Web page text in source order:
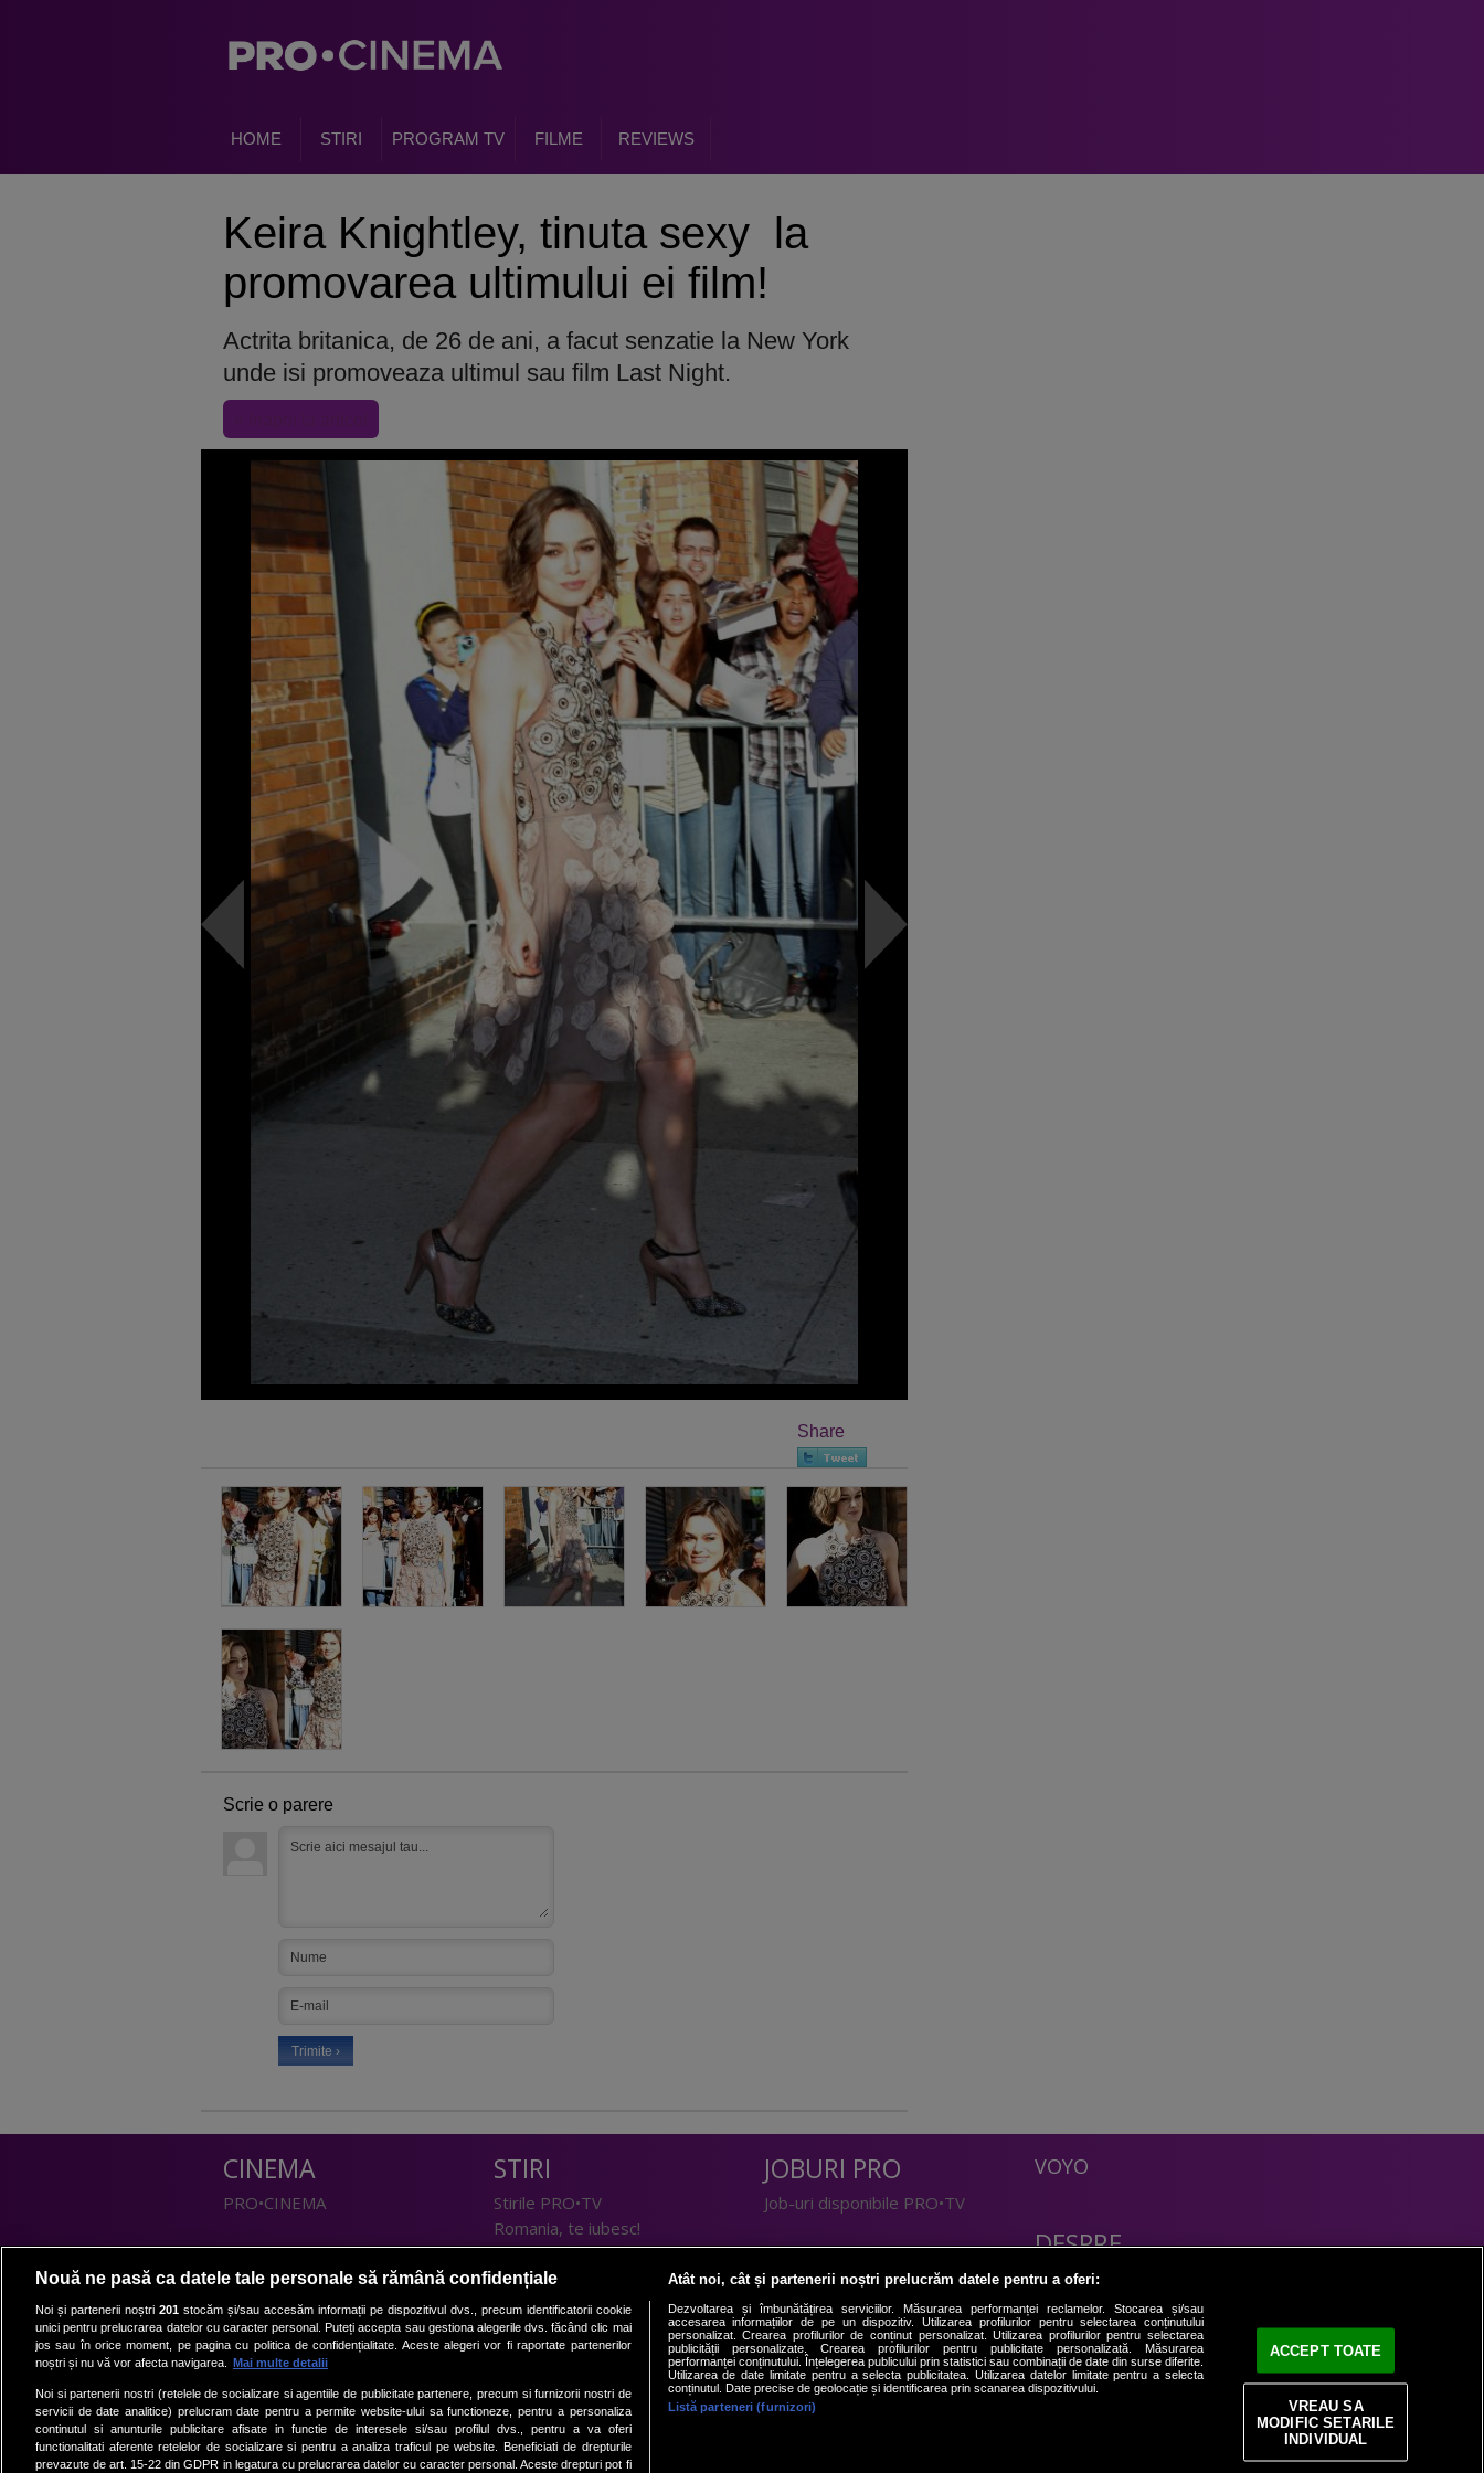
HOME STIRI PROGRAM TV FILME REVIEWS
Keira Knightley, tinuta sexy la
promovarea ultimului ei film!
Actrita britanica, de 26 de ani, a facut senzatie la New York
unde isi promoveaza ultimul sau film Last Night.
Share
Scrie o parere
CINEMA
PRO•CINEMA
DIVERTISMENT
PRO•TV
Romanii au talent
Vocea Romaniei
Las Fierbinti
La Maruta
Apropo TV
STIRI
Stirile PRO•TV
Romania, te iubesc!
TEHNOLOGIE
I Like IT
SPORT
Sport.ro
PRO•ARENA
JOBURI PRO
Job-uri disponibile PRO•TV
LIFESTYLE
Doctor de Bine
Acasă
Acasă Gold
Perfecte
DeBarbati
VOYO
DESPRE
Politica Confidentialitate
Contact
Nouă ne pasă ca datele tale personale să rămână confidențiale
Noi și partenerii noștri 201stocăm și/sau accesăm informații pe dispozitivul dvs., precum identificatorii cookie
unici pentru prelucrarea datelor cu caracter personal. Puteți accepta sau gestiona alegerile dvs. făcând clic mai
jos sau în orice moment, pe pagina cu politica de confidențialitate. Aceste alegeri vor fi raportate partenerilor
noștri și nu vă vor afecta navigarea.
Mai multe detalii
Noi si partenerii nostri (retelele de socializare si agentiile de publicitate partenere, precum si furnizorii nostri de
servicii de date analitice) prelucram date pentru a permite website-ului sa functioneze, pentru a personaliza
continutul si anunturile publicitare afisate in functie de interesele si/sau profilul dvs., pentru a va oferi
functionalitati aferente retelelor de socializare si pentru a analiza traficul pe website. Beneficiati de drepturile
prevazute de art. 15-22 din GDPR in legatura cu prelucrarea datelor cu caracter personal. Aceste drepturi pot fi
Atât noi, cât și partenerii noștri prelucrăm datele pentru a oferi:
Dezvoltarea și îmbunătățirea serviciilor. Măsurarea performanței reclamelor. Stocarea și/sau
accesarea informațiilor de pe un dispozitiv. Utilizarea profilurilor pentru selectarea conținutului
personalizat. Crearea profilurilor de conținut personalizat. Utilizarea profilurilor pentru selectarea
publicității personalizate. Crearea profilurilor pentru publicitate personalizată. Măsurarea
performanței conținutului. Înțelegerea publicului prin statistici sau combinații de date din surse diferite.
Utilizarea de date limitate pentru a selecta publicitatea. Utilizarea datelor limitate pentru a selecta
conținutul. Date precise de geolocație și identificarea prin scanarea dispozitivului.
Listă parteneri (furnizori)
ACCEPT TOATE
VREAU SA
MODIFIC SETARILE
INDIVIDUAL